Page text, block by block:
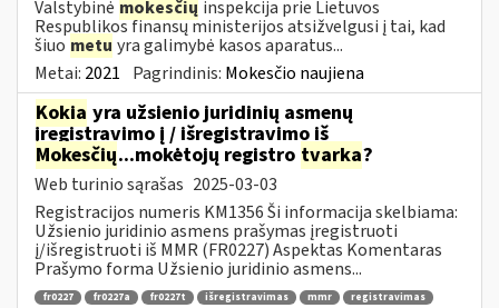
Valstybinė mokesčių inspekcija prie Lietuvos
Respublikos finansų ministerijos atsižvelgusi į tai, kad
šiuo metu yra galimybė kasos aparatus...
Metai: 2021 Pagrindinis: Mokesčio naujiena
Kokia yra užsienio juridinių asmenų
įregistravimo į / išregistravimo iš
Mokesčių...mokėtojų registro tvarka?
Web turinio sąrašas 2025-03-03
Registracijos numeris KM1356 Ši informacija skelbiama:
Užsienio juridinio asmens prašymas įregistruoti
į/išregistruoti iš MMR (FR0227) Aspektas Komentaras
Prašymo forma Užsienio juridinio asmens...
fr0227 fr0227a fr0227t išregistravimas mmr
registravimas